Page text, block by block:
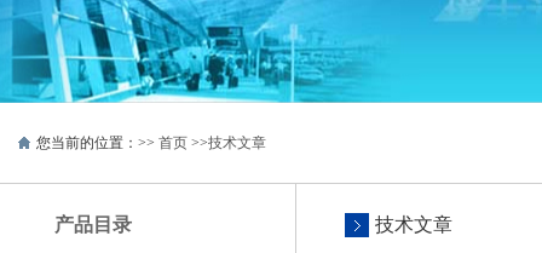
您当前的位置：>> 首页 >>技术文章
产品目录 技术文章